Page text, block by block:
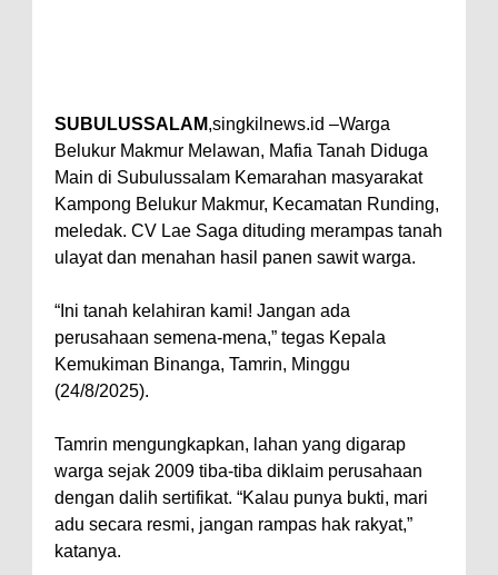
SUBULUSSALAM,singkilnews.id –Warga
Belukur Makmur Melawan, Mafia Tanah Diduga
Main di Subulussalam Kemarahan masyarakat
Kampong Belukur Makmur, Kecamatan Runding,
meledak. CV Lae Saga dituding merampas tanah
ulayat dan menahan hasil panen sawit warga.
“Ini tanah kelahiran kami! Jangan ada
perusahaan semena-mena,” tegas Kepala
Kemukiman Binanga, Tamrin, Minggu
(24/8/2025).
Tamrin mengungkapkan, lahan yang digarap
warga sejak 2009 tiba-tiba diklaim perusahaan
dengan dalih sertifikat. “Kalau punya bukti, mari
adu secara resmi, jangan rampas hak rakyat,”
katanya.